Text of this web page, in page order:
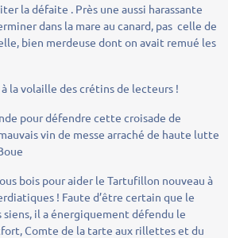
la défaite . Près une aussi harassante
dans la mare au canard, pas celle de
bien merdeuse dont on avait remué les
la volaille des crétins de lecteurs !
pour défendre cette croisade de
vin de messe arraché de haute lutte
bois pour aider le Tartufillon nouveau à
! Faute d’être certain que le
il a énergiquement défendu le
Comte de la tarte aux rillettes et du